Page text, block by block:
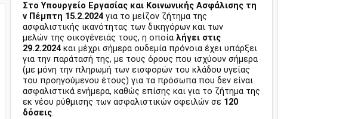
Στο Υπουργείο Εργασίας και Κοινωνικής Ασφάλισης τη
ν Πέμπτη 15.2.2024 για το μείζον ζήτημα της
ασφαλιστικής ικανότητας των δικηγόρων και των
μελών της οικογένειάς τους, η οποία λήγει στις
29.2.2024 και μέχρι σήμερα ουδεμία πρόνοια έχει υπάρξει
για την παράτασή της, με τους όρους που ισχύουν σήμερα
(με μόνη την πληρωμή των εισφορών του κλάδου υγείας
του προηγούμενου έτους) για τα πρόσωπα που δεν είναι
ασφαλιστικά ενήμερα, καθώς επίσης και για το ζήτημα της
εκ νέου ρύθμισης των ασφαλιστικών οφειλών σε 120
δόσεις.